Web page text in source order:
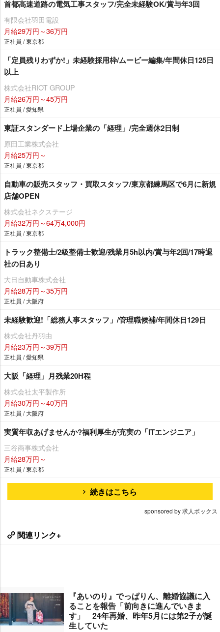
首都高速道路の電気工事スタッフ/完全未経験OK/賞与年3回
有限会社羽田電設
月給29万円～36万円
正社員 / 東京都
「定員残りわずか!」未経験採用枠/ムービー編集/年間休日125日
以上
株式会社RIOT GROUP
月給26万円～45万円
正社員 / 愛知県
東証スタンダード上場企業の「経理」/完全週休2日制
原田工業株式会社
月給25万円～
正社員 / 東京都
自動車の販売スタッフ・買取スタッフ/東京都練馬区で6月に新規
店舗OPEN
株式会社ネクステージ
月給32万円～64万4,000円
正社員 / 東京都
トラック整備士/2級整備士歓迎/残業月5h以内/賞与年2回/17時退
社の日あり
大日自動車株式会社
月給28万円～35万円
正社員 / 大阪府
未経験歓迎!「総務人事スタッフ」/管理職候補/年間休日129日
株式会社丹羽由
月給23万円～39万円
正社員 / 愛知県
大阪「経理」月残業20H程
株式会社太平製作所
月給30万円～40万円
正社員 / 大阪府
実質年収あげませんか?福利厚生が充実の「ITエンジニア」
三谷商事株式会社
月給28万円～
正社員 / 東京都
続きはこちら
sponsored by 求人ボックス
関連リンク+
『あいのり』でっぱりん、離婚協議に入
ることを報告「前向きに進んでいきま
す」 24年再婚、昨年5月には第2子が誕
生していた